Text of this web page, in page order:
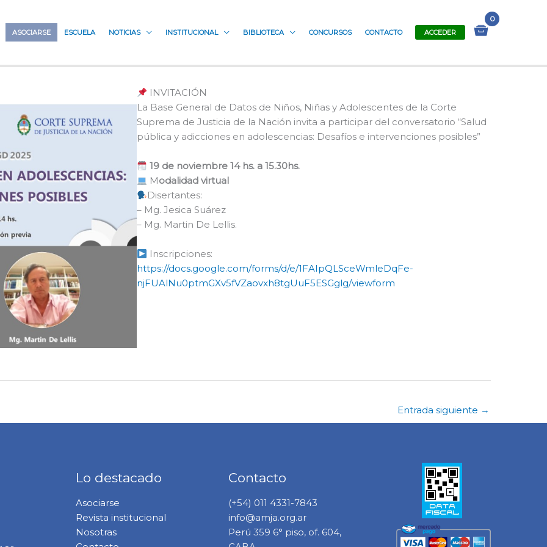
ASOCIARSE ESCUELA NOTICIAS INSTITUCIONAL BIBLIOTECA CONCURSOS CONTACTO ACCEDER
INVITACIÓN
La Base General de Datos de Niños, Niñas y Adolescentes de la Corte
Suprema de Justicia de la Nación invita a participar del conversatorio “Salud
pública y adicciones en adolescencias: Desafíos e intervenciones posibles”
19 de noviembre 14 hs. a 15.30hs.
Modalidad virtual
Disertantes:
– Mg. Jesica Suárez
– Mg. Martin De Lellis.
Inscripciones:
https://docs.google.com/forms/d/e/1FAIpQLSceWmleDqFe-
njFUAlNu0ptmGXv5fVZaovxh8tgUuF5ESGglg/viewform
Entrada siguiente →
Lo destacado
Asociarse
Revista institucional
Nosotras
Contacto
(+54) 011 4331-7843
info@amja.org.ar
Perú 359 6° piso, of. 604,